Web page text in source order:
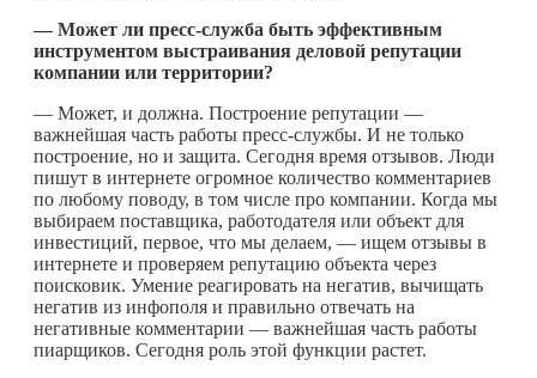
— Может ли пресс-служба быть эффективным
инструментом выстраивания деловой репутации
компании или территории?
— Может, и должна. Построение репутации —
важнейшая часть работы пресс-службы. И не только
построение, но и защита. Сегодня время отзывов. Люди
пишут в интернете огромное количество комментариев
по любому поводу, в том числе про компании. Когда мы
выбираем поставщика, работодателя или объект для
инвестиций, первое, что мы делаем, — ищем отзывы в
интернете и проверяем репутацию объекта через
поисковик. Умение реагировать на негатив, вычищать
негатив из инфополя и правильно отвечать на
негативные комментарии — важнейшая часть работы
пиарщиков. Сегодня роль этой функции растет.